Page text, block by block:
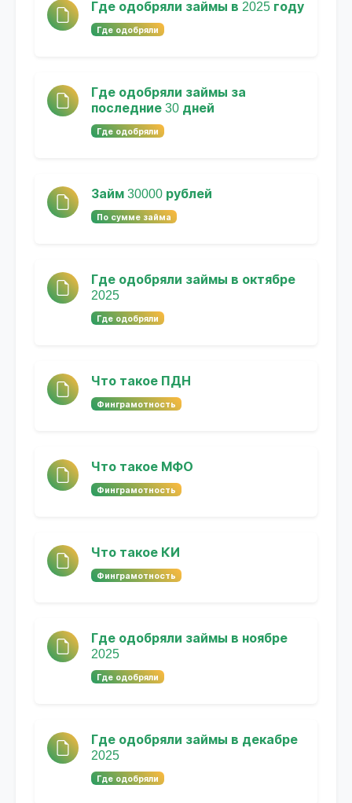
Где одобряли займы в 2025 году
Где одобряли
Где одобряли займы за
последние 30 дней
Где одобряли
Займ 30000 рублей
По сумме займа
Где одобряли займы в октябре
2025
Где одобряли
Что такое ПДН
Финграмотность
Что такое МФО
Финграмотность
Что такое КИ
Финграмотность
Где одобряли займы в ноябре
2025
Где одобряли
Где одобряли займы в декабре
2025
Где одобряли